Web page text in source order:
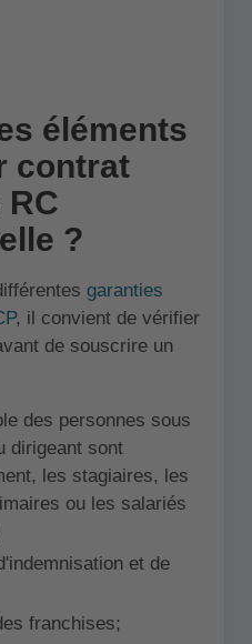
éléments
contrat
?
garanties
, il convient de vérifier
de souscrire un
des personnes sous
dirigeant sont
les stagiaires, les
ou les salariés
et de
franchises;